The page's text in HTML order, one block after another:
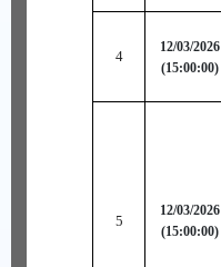
4
12/03/2026
(15:00:00)
5
12/03/2026
(15:00:00)